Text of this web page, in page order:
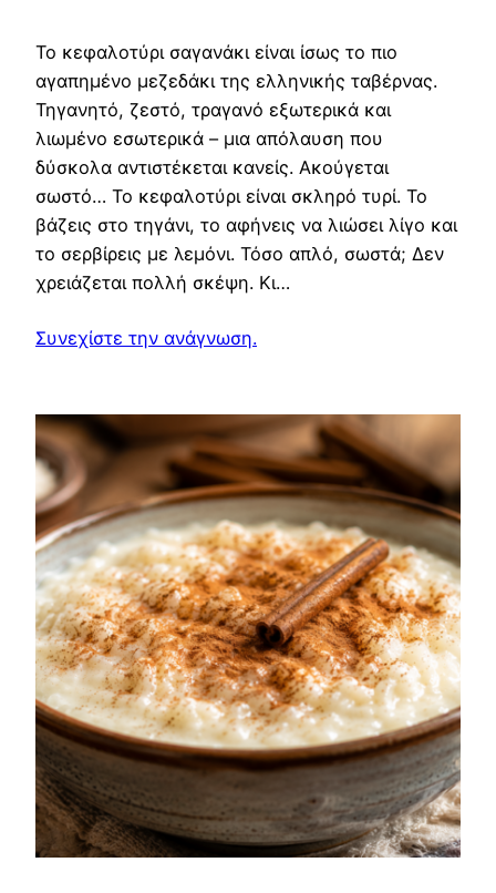
Το κεφαλοτύρι σαγανάκι είναι ίσως το πιο
αγαπημένο μεζεδάκι της ελληνικής ταβέρνας.
Τηγανητό, ζεστό, τραγανό εξωτερικά και
λιωμένο εσωτερικά – μια απόλαυση που
δύσκολα αντιστέκεται κανείς. Ακούγεται
σωστό… Το κεφαλοτύρι είναι σκληρό τυρί. Το
βάζεις στο τηγάνι, το αφήνεις να λιώσει λίγο και
το σερβίρεις με λεμόνι. Τόσο απλό, σωστά; Δεν
χρειάζεται πολλή σκέψη. Κι…
Συνεχίστε την ανάγνωση.